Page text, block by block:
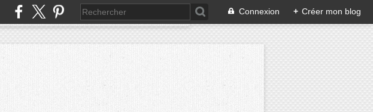
Connexion + Créer mon blog